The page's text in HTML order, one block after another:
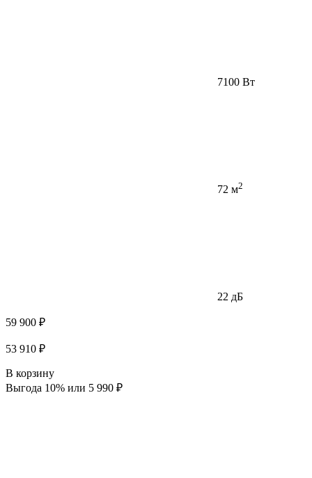
7100 Вт
72 м2
22 дБ
59 900 ₽
53 910 ₽
В корзину
Выгода 10% или 5 990 ₽